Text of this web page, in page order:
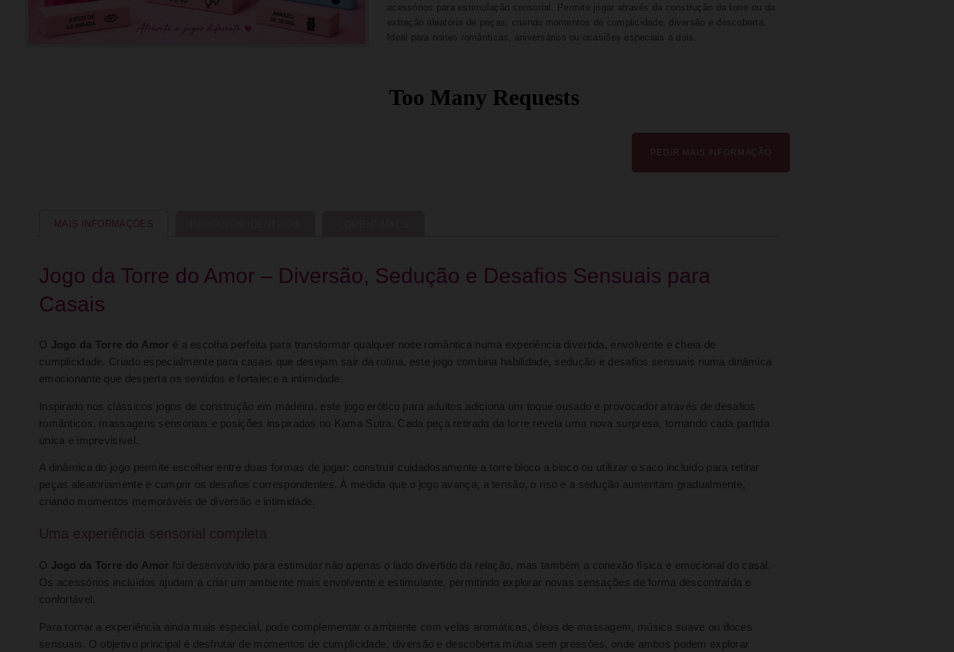
acessórios para estimulação sensorial. Permite jogar através da construção da torre ou da
extração aleatória de peças, criando momentos de cumplicidade, diversão e descoberta.
Ideal para noites românticas, aniversários ou ocasiões especiais a dois.
PEDIR MAIS INFORMAÇÃO
MAIS INFORMAÇÕES
Jogo da Torre do Amor – Diversão, Sedução e Desafios Sensuais para
Casais
O Jogo da Torre do Amor é a escolha perfeita para transformar qualquer noite romântica numa experiência divertida, envolvente e cheia de
cumplicidade. Criado especialmente para casais que desejam sair da rotina, este jogo combina habilidade, sedução e desafios sensuais numa dinâmica
emocionante que desperta os sentidos e fortalece a intimidade.
Inspirado nos clássicos jogos de construção em madeira, este jogo erótico para adultos adiciona um toque ousado e provocador através de desafios
românticos, massagens sensoriais e posições inspiradas no Kama Sutra. Cada peça retirada da torre revela uma nova surpresa, tornando cada partida
única e imprevisível.
A dinâmica do jogo permite escolher entre duas formas de jogar: construir cuidadosamente a torre bloco a bloco ou utilizar o saco incluído para retirar
peças aleatoriamente e cumprir os desafios correspondentes. À medida que o jogo avança, a tensão, o riso e a sedução aumentam gradualmente,
criando momentos memoráveis de diversão e intimidade.
Uma experiência sensorial completa
O Jogo da Torre do Amor foi desenvolvido para estimular não apenas o lado divertido da relação, mas também a conexão física e emocional do casal.
Os acessórios incluídos ajudam a criar um ambiente mais envolvente e estimulante, permitindo explorar novas sensações de forma descontraída e
confortável.
Para tornar a experiência ainda mais especial, pode complementar o ambiente com velas aromáticas, óleos de massagem, música suave ou doces
sensuais. O objetivo principal é desfrutar de momentos de cumplicidade, diversão e descoberta mútua sem pressões, onde ambos podem explorar